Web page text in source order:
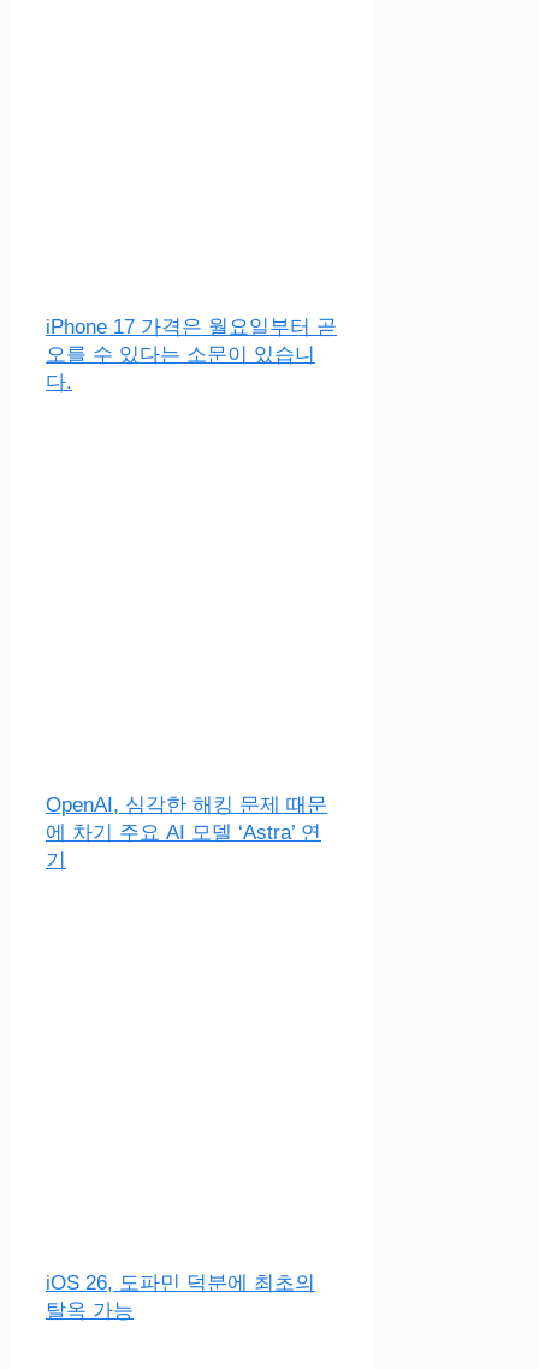
iPhone 17 가격은 월요일부터 곧
오를 수 있다는 소문이 있습니
다.
OpenAI, 심각한 해킹 문제 때문
에 차기 주요 AI 모델 ‘Astra’ 연
기
iOS 26, 도파민 덕분에 최초의
탈옥 가능